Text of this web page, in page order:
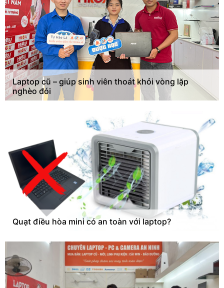
Laptop cũ – giúp sinh viên thoát khỏi vòng lặp
nghèo đói
Quạt điều hòa mini có an toàn với laptop?